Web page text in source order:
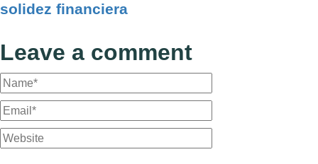
solidez financiera
Leave a comment